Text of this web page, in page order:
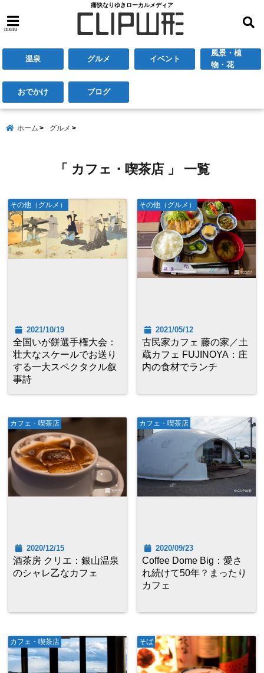
痛快なりゆきローカルメディア
menu
温泉 グルメ イベント
風景・植
物・花
おでかけ ブログ
ホーム グルメ
「 カフェ・喫茶店 」 一覧
その他（グルメ）
2021/10/19
全国いが餅選手権大会：
壮大なスケールでお送り
する一大スペクタクル叙
事詩
その他（グルメ）
2021/05/12
古民家カフェ 藤の家／土
蔵カフェ FUJINOYA：庄
内の食材でランチ
カフェ・喫茶店
2020/12/15
酒茶房 クリエ：銀山温泉
のシャレ乙なカフェ
カフェ・喫茶店
2020/09/23
Coffee Dome Big：愛さ
れ続けて50年？まったり
カフェ
カフェ・喫茶店 そば